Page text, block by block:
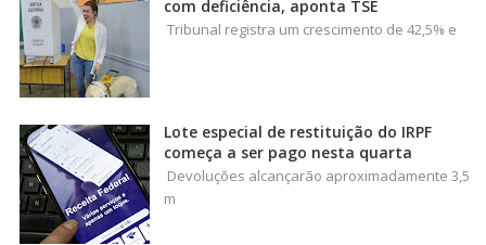
com deficiência, aponta TSE
Tribunal registra um crescimento de 42,5% e
Lote especial de restituição do IRPF
começa a ser pago nesta quarta
Devoluções alcançarão aproximadamente 3,5
m